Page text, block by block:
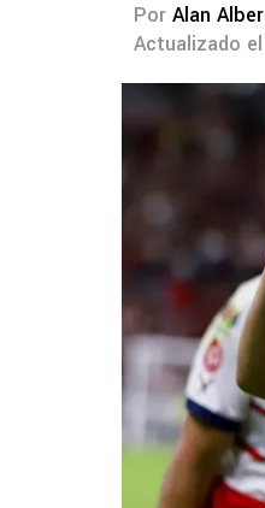
Por Alan
Actualizado